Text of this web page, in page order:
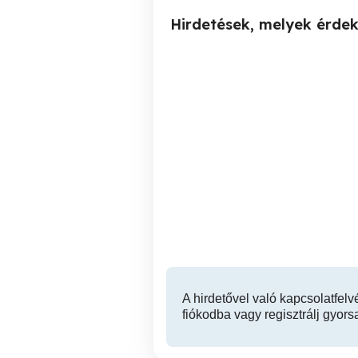
Hirdetések, melyek
A hirdetővel való
fiókodba vagy regisztrálj